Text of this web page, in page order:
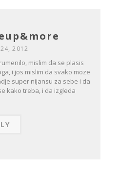
2012
mislim da se plasis
i jos mislim da svako moze
super nijansu za sebe i da
kako treba, i da izgleda